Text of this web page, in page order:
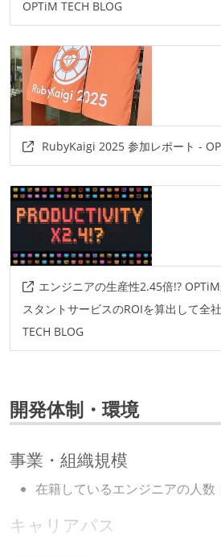
OPTiM TECH BLOG
RubyKaigi 2025 参加レポート -
エンジニアの生産性2.45倍!?
スタントサービスのROIを算出して全
TECH BLOG
開発体制・環境
事業・組織規模
在籍しているエンジニアの人数
キャリアパス